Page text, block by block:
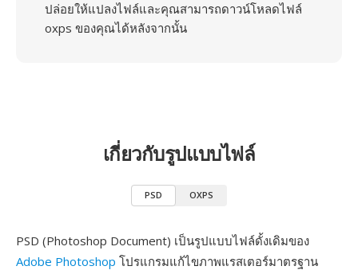
ปล่อยให้แปลงไฟล์และคุณสามารถดาวน์โหลดไฟล์
oxps ของคุณได้หลังจากนั้น
เกี่ยวกับรูปแบบไฟล์
PSD OXPS
PSD (Photoshop Document) เป็นรูปแบบไฟล์ดั้งเดิมของ
Adobe Photoshop โปรแกรมแก้ไขภาพแรสเตอร์มาตรฐาน